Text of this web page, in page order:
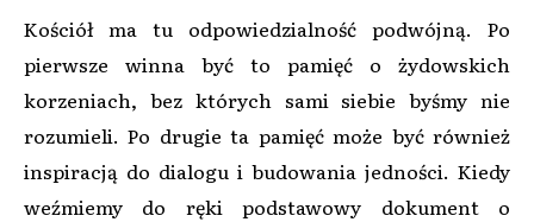
Kościół ma tu odpowiedzialność podwójną. Po
pierwsze winna być to pamięć o żydowskich
korzeniach, bez których sami siebie byśmy nie
rozumieli. Po drugie ta pamięć może być również
inspiracją do dialogu i budowania jedności. Kiedy
weźmiemy do ręki podstawowy dokument o